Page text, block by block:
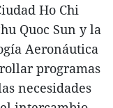
Ho Chi
Quoc Sun y la
Aeronáutica
programas
necesidades